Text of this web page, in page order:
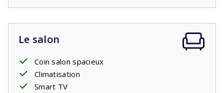
Le salon
Coin salon spacieux
Climatisation
Smart TV